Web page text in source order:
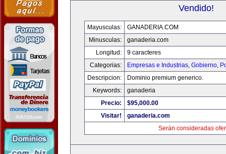
Vendido!
Mayusculas:
GANADERIA.COM
Minusculas:
ganaderia.com
Longitud:
9 caracteres
Categorias:
Empresas e Industrias, Gobierno,
Descripcion:
Dominio premium generico.
Keywords:
ganaderia
Precio:
$95,000.00
Visitar!
ganaderia.com
Serán consideradas